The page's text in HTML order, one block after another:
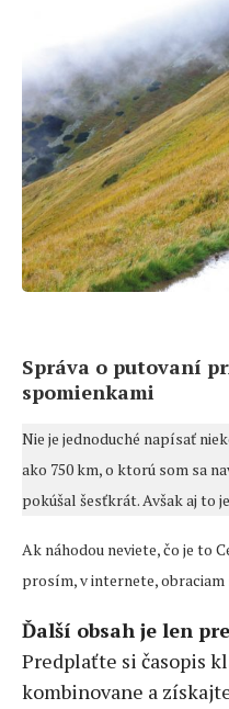
Správa o putovaní
spomienkami
Nie je jednoduché napísať
ako 750 km, o ktorú som sa
pokúšal šesťkrát. Avšak aj to
Ak náhodou neviete, čo je to
prosím, v internete, obraciam
Ďalší obsah je len
Predplaťte si časopis
kombinovane a